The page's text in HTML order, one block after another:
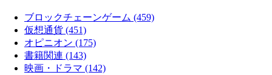
ブロックチェーンゲーム (459)
仮想通貨 (451)
オピニオン (175)
書籍関連 (143)
映画・ドラマ (142)